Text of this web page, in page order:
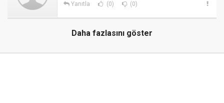
Yanıtla (0) (0)
Daha fazlasını göster